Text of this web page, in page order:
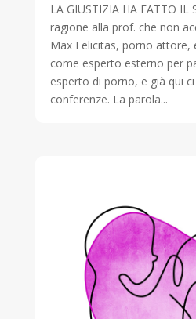
LA GIUSTIZIA HA FATTO IL
ragione alla prof. che non
Max Felicitas, porno attore,
come esperto esterno per
esperto di porno, e già qui
conferenze. La parola...